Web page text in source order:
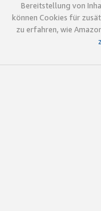
Bereitstellung von
können Cookies für
zu erfahren, wie